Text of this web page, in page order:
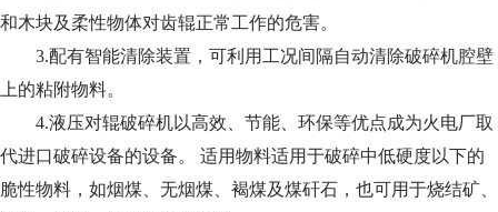
和木块及柔性物体对齿辊正常工作的危害。
3.配有智能清除装置，可利用工况间隔自动清除破碎机腔壁
上的粘附物料。
4.液压对辊破碎机以高效、节能、环保等优点成为火电厂取
代进口破碎设备的设备。 适用物料适用于破碎中低硬度以下的
脆性物料，如烟煤、无烟煤、褐煤及煤矸石，也可用于烧结矿、